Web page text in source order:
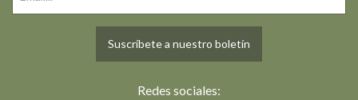
Suscríbete a nuestro boletín
Redes sociales: